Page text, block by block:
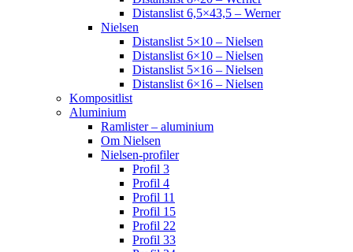
Distanslist 6,5×43,5 – Werner
Nielsen
Distanslist 5×10 – Nielsen
Distanslist 6×10 – Nielsen
Distanslist 5×16 – Nielsen
Distanslist 6×16 – Nielsen
Kompositlist
Aluminium
Ramlister – aluminium
Om Nielsen
Nielsen-profiler
Profil 3
Profil 4
Profil 11
Profil 15
Profil 22
Profil 33